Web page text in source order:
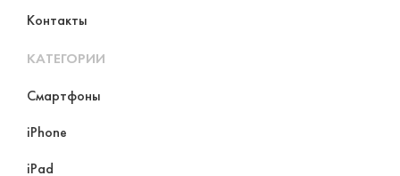
Контакты
КАТЕГОРИИ
Смартфоны
iPhone
iPad